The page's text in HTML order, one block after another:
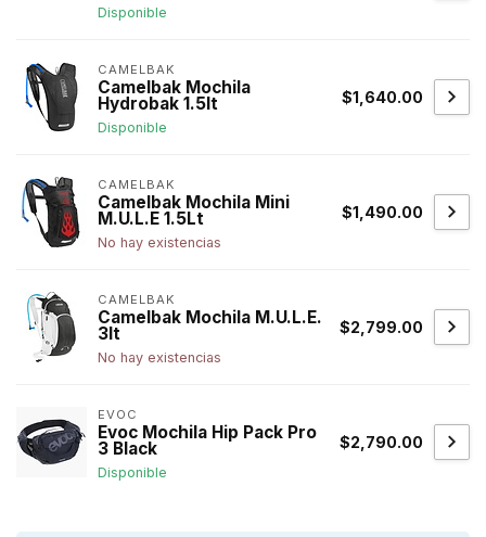
Disponible
CAMELBAK
Camelbak Mochila
Hydrobak 1.5lt
Disponible
$1,640.00
CAMELBAK
Camelbak Mochila Mini
M.U.L.E 1.5Lt
No hay existencias
$1,490.00
CAMELBAK
Camelbak Mochila M.U.L.E.
3lt
No hay existencias
$2,799.00
EVOC
Evoc Mochila Hip Pack Pro
3 Black
Disponible
$2,790.00